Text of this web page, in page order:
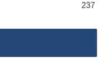
237